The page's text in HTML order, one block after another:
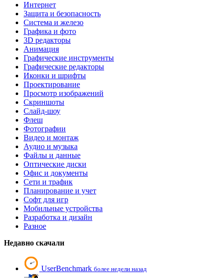
Интернет
Защита и безопасность
Система и железо
Графика и фото
3D редакторы
Анимация
Графические инструменты
Графические редакторы
Иконки и шрифты
Проектирование
Просмотр изображений
Скриншоты
Слайд-шоу
Флеш
Фотографии
Видео и монтаж
Аудио и музыка
Файлы и данные
Оптические диски
Офис и документы
Сети и трафик
Планирование и учет
Софт для игр
Мобильные устройства
Разработка и дизайн
Разное
Недавно скачали
UserBenchmark более недели назад